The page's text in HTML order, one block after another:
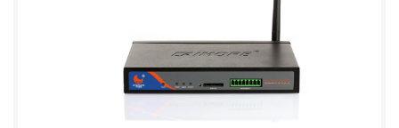
吞吐量是指路由器每秒能处理的数据量，这个参数
是指 LAN-to-WAN 的吞 吐量，其测量结果应是在
NAT 开启，防火墙关闭的情况下，分别用Smartbits
和 Chariot 两种测试方式分别进行。用 Smartbits 方
式时，比较 64Byte 小包测 试数据，高下立判;